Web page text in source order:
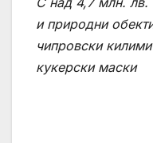
и природни
чипровски
кукерски маски